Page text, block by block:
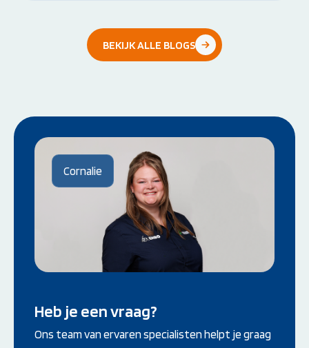
BEKIJK ALLE BLOGS
Cornalie
Heb je een vraag?
Ons team van ervaren specialisten helpt je graag